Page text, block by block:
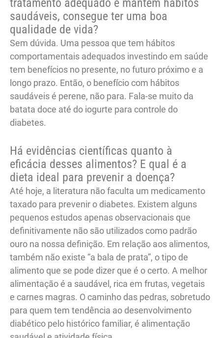
saudáveis, consegue ter uma boa
qualidade de vida?
Sem dúvida. Uma pessoa que tem hábitos
comportamentais adequados investindo em saúde
tem benefícios no presente, no futuro próximo e a
longo prazo. Então, o benefício com hábitos
saudáveis é perene, não para. Fala-se muito da
batata doce até do iogurte para controle do
diabetes.
Há evidências científicas quanto à
eficácia desses alimentos? E qual é a
dieta ideal para prevenir a doença?
Até hoje, a literatura não faculta um medicamento
taxado para prevenir o diabetes. Existem alguns
pequenos estudos apenas observacionais que
definitivamente não são utilizados como padrão
ouro na nossa definição. Em relação aos alimentos,
também não existe “a bala de prata”, o tipo de
alimento que se pode dizer que é o certo. A melhor
alimentação é a saudável, rica em frutas, vegetais
e carnes magras. O caminho das pedras, sobretudo
para quem tem tendência ao desenvolvimento
diabético pelo histórico familiar, é alimentação